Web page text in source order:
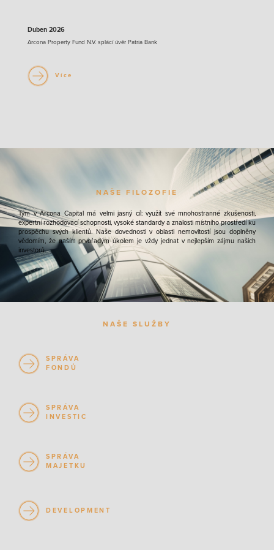
Duben 2026
Arcona Property Fund N.V. splácí úvěr Patria Bank
Více
NAŠE FILOZOFIE
Tým v Arcona Capital má velmi jasný cíl: využít své mnohostranné zkušenosti,
expertní rozhodovací schopnosti, vysoké standardy a znalosti místního prostředí ku
prospěchu svých klientů. Naše dovednosti v oblasti nemovitostí jsou doplněny
vědomím, že naším prvořadým úkolem je vždy jednat v nejlepším zájmu našich
investorů.
NAŠE SLUŽBY
SPRÁVA
FONDŮ
SPRÁVA
INVESTIC
SPRÁVA
MAJETKU
DEVELOPMENT